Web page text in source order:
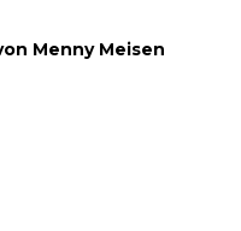
Menny Meisen